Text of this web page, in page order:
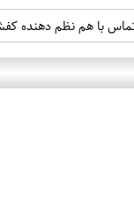
با هم نظم دهنده